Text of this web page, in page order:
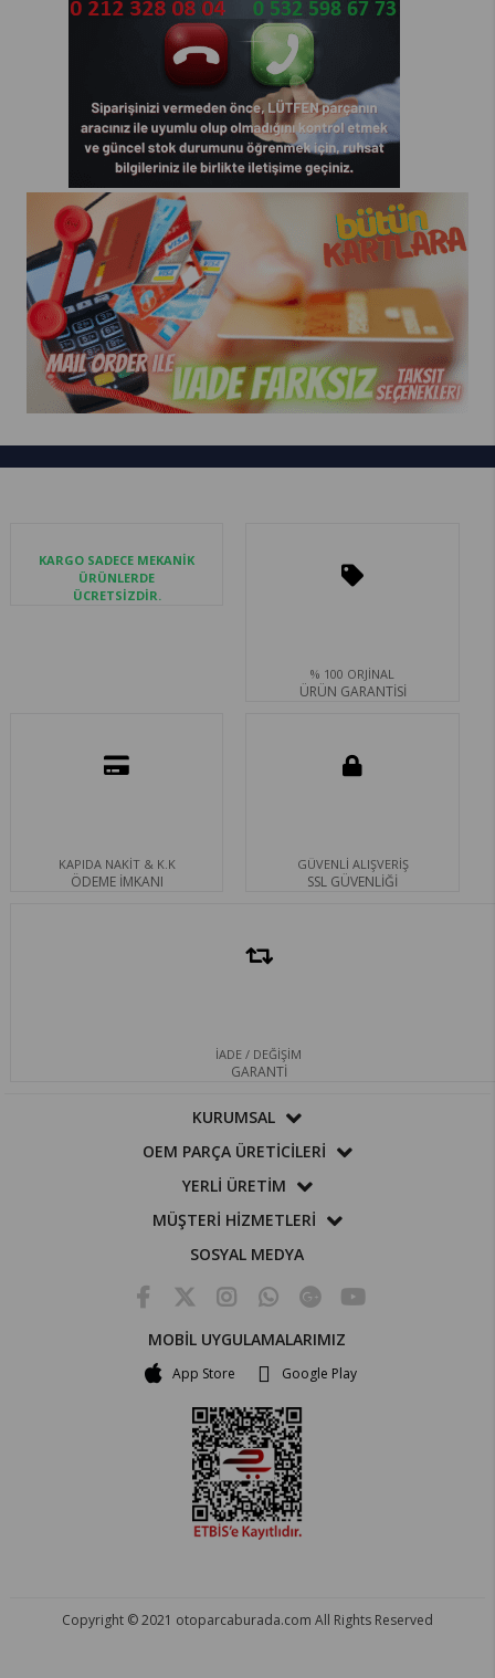
KARGO SADECE MEKANİK
ÜRÜNLERDE
ÜCRETSİZDİR.
% 100 ORJİNAL
ÜRÜN GARANTİSİ
KAPIDA NAKİT & K.K
ÖDEME İMKANI
GÜVENLİ ALIŞVERİŞ
SSL GÜVENLİĞİ
İADE / DEĞİŞİM
GARANTİ
KURUMSAL
OEM PARÇA ÜRETİCİLERİ
YERLİ ÜRETİM
MÜŞTERİ HİZMETLERİ
SOSYAL MEDYA
MOBİL UYGULAMALARIMIZ
App Store Google Play
Copyright © 2021 otoparcaburada.com All Rights Reserved